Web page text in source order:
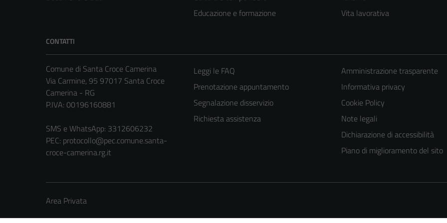
Educazione e formazione
Vita lavorativa
CONTATTI
Comune di Santa Croce Camerina
Via Carmine, 95 97017 Santa Croce
Camerina - RG
P.IVA: 00196160881
SMS e WhatsApp: 3312606232
PEC: protocollo@pec.comune.santa-
croce-camerina.rg.it
Leggi le FAQ
Prenotazione appuntamento
Segnalazione disservizio
Richiesta assistenza
Amministrazione trasparente
Informativa privacy
Cookie Policy
Note legali
Dichiarazione di accessibilità
Piano di miglioramento del sito
Area Privata